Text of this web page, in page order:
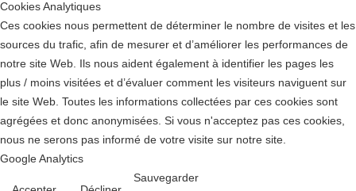
Cookies Analytiques
Ces cookies nous permettent de déterminer le nombre de visites et les
sources du trafic, afin de mesurer et d’améliorer les performances de
notre site Web. Ils nous aident également à identifier les pages les
plus / moins visitées et d’évaluer comment les visiteurs naviguent sur
le site Web. Toutes les informations collectées par ces cookies sont
agrégées et donc anonymisées. Si vous n'acceptez pas ces cookies,
nous ne serons pas informé de votre visite sur notre site.
Google Analytics
Sauvegarder